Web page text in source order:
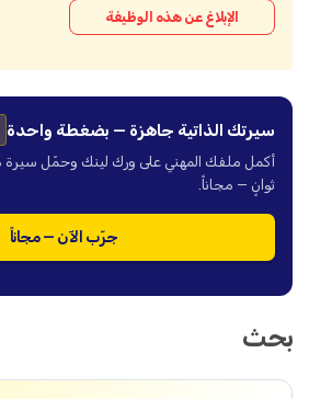
الإبلاغ عن هذه الوظيفة
سيرتك الذاتية جاهزة — بضغطة واحدة
أكمل ملفك المهني على ورك لينك وحمّل سيرة
ثوانٍ — مجاناً.
جرّب الآن — مجاناً
بحث